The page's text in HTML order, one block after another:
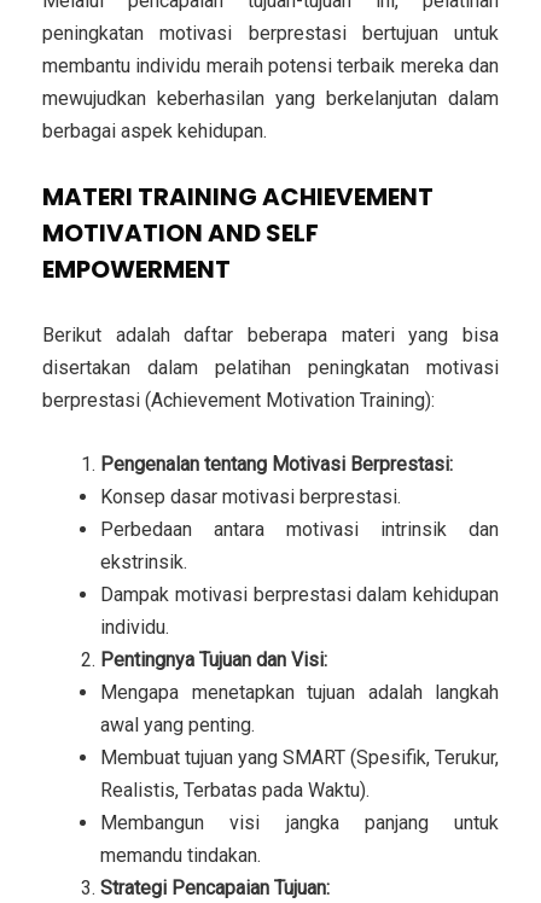
peningkatan motivasi berprestasi bertujuan untuk
membantu individu meraih potensi terbaik mereka dan
mewujudkan keberhasilan yang berkelanjutan dalam
berbagai aspek kehidupan.
MATERI TRAINING ACHIEVEMENT
MOTIVATION AND SELF
EMPOWERMENT
Berikut adalah daftar beberapa materi yang bisa
disertakan dalam pelatihan peningkatan motivasi
berprestasi (Achievement Motivation Training):
Pengenalan tentang Motivasi Berprestasi:
Konsep dasar motivasi berprestasi.
Perbedaan antara motivasi intrinsik dan
ekstrinsik.
Dampak motivasi berprestasi dalam kehidupan
individu.
Pentingnya Tujuan dan Visi:
Mengapa menetapkan tujuan adalah langkah
awal yang penting.
Membuat tujuan yang SMART (Spesifik, Terukur,
Realistis, Terbatas pada Waktu).
Membangun visi jangka panjang untuk
memandu tindakan.
Strategi Pencapaian Tujuan: